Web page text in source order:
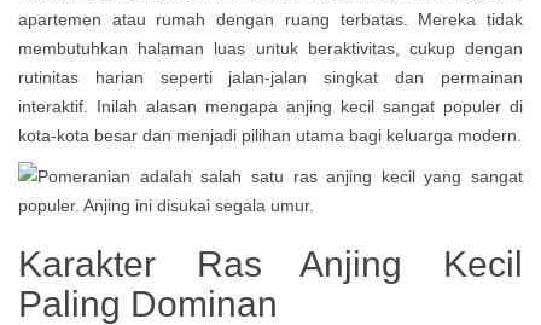
apartemen atau rumah dengan ruang terbatas. Mereka tidak
membutuhkan halaman luas untuk beraktivitas, cukup dengan
rutinitas harian seperti jalan-jalan singkat dan permainan
interaktif. Inilah alasan mengapa anjing kecil sangat populer di
kota-kota besar dan menjadi pilihan utama bagi keluarga modern.
Karakter Ras Anjing Kecil
Paling Dominan